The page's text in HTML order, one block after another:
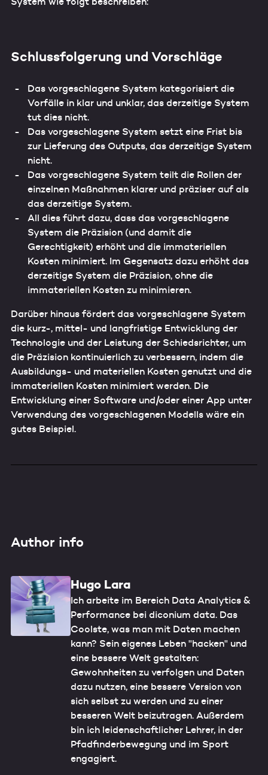
Schlussfolgerung und Vorschläge
Das vorgeschlagene System kategorisiert die
Vorfälle in klar und unklar, das derzeitige System
tut dies nicht.
Das vorgeschlagene System setzt eine Frist bis
zur Lieferung des Outputs, das derzeitige System
nicht.
Das vorgeschlagene System teilt die Rollen der
einzelnen Maßnahmen klarer und präziser auf als
das derzeitige System.
All dies führt dazu, dass das vorgeschlagene
System die Präzision (und damit die
Gerechtigkeit) erhöht und die immateriellen
Kosten minimiert. Im Gegensatz dazu erhöht das
derzeitige System die Präzision, ohne die
immateriellen Kosten zu minimieren.
Darüber hinaus fördert das vorgeschlagene System
die kurz-, mittel- und langfristige Entwicklung der
Technologie und der Leistung der Schiedsrichter, um
die Präzision kontinuierlich zu verbessern, indem die
Ausbildungs- und materiellen Kosten genutzt und die
immateriellen Kosten minimiert werden. Die
Entwicklung einer Software und/oder einer App unter
Verwendung des vorgeschlagenen Modells wäre ein
gutes Beispiel.
Author info
Hugo Lara
Ich arbeite im Bereich Data Analytics &
Performance bei diconium data. Das
Coolste, was man mit Daten machen
kann? Sein eigenes Leben "hacken" und
eine bessere Welt gestalten:
Gewohnheiten zu verfolgen und Daten
dazu nutzen, eine bessere Version von
sich selbst zu werden und zu einer
besseren Welt beizutragen. Außerdem
bin ich leidenschaftlicher Lehrer, in der
Pfadfinderbewegung und im Sport
engagiert.